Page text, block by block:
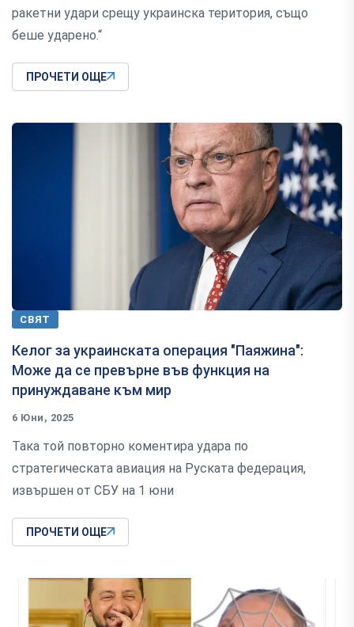
ракетни удари срещу украинска територия, също
беше ударено.“
ПРОЧЕТИ ОЩЕ
СВЯТ
Келог за украинската операция "Паяжина":
Може да се превърне във функция на
принуждаване към мир
6 Юни, 2025
Така той повторно коментира удара по
стратегическата авиация на Руската федерация,
извършен от СБУ на 1 юни
ПРОЧЕТИ ОЩЕ